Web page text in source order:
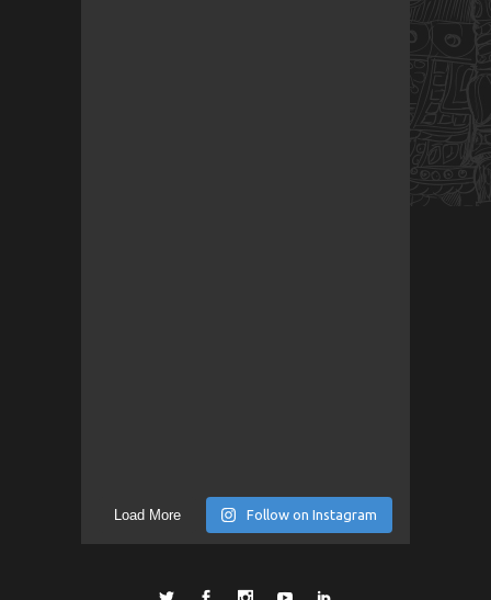
Load More Follow on Instagram